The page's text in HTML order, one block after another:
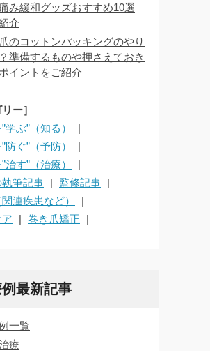
み緩和グッズおすすめ10選
介
のコットンパッキングのやり
準備するものや押さえておき
イントをご紹介
ー］
学ぶ”（知る）
防ぐ”（予防）
治す”（治療）
筆記事
監修記事
連疾患など）
巻き爪矯正
最新記事
一覧
療